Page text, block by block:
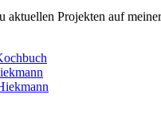
aktuellen Projekten auf